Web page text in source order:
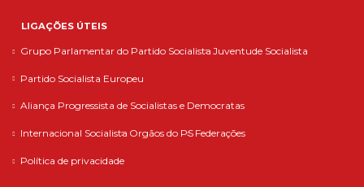
LIGAÇÕES ÚTEIS
Grupo Parlamentar do Partido Socialista Juventude Socialista
Partido Socialista Europeu
Aliança Progressista de Socialistas e Democratas
Internacional Socialista Orgãos do PS Federações
Política de privacidade